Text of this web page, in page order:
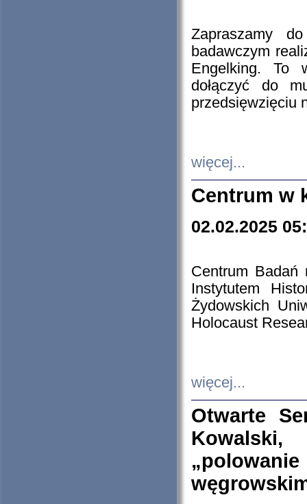
Zapraszamy
badawczym
Engelking. To
dołączyć do
przedsięwzięciu
więcej...
Centrum w
02.02.2025
Centrum Badań
Instytutem
Żydowskich
Holocaust
więcej...
Otwarte